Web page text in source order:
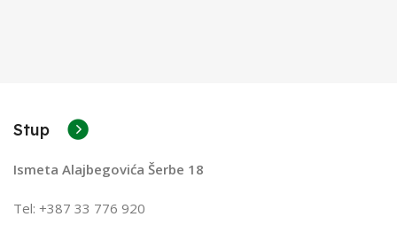
Stup
Ismeta Alajbegovića Šerbe 18
Tel: +387 33 776 920